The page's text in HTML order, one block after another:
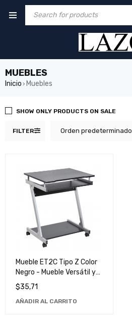
MUEBLES
Inicio › Muebles
FILTER Orden predeterminado
SHOW ONLY PRODUCTS ON SALE
Mueble ET2C Tipo Z Color
Negro - Mueble Versátil y
Elegante para Hogar y
Oficina
$35,71
AÑADIR AL CARRITO